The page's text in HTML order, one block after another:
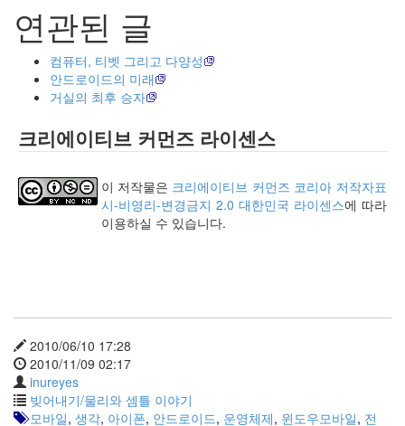
연관된 글
컴퓨터, 티벳 그리고 다양성
안드로이드의 미래
거실의 최후 승자
크리에이티브 커먼즈 라이센스
이 저작물은 크리에이티브 커먼즈 코리아 저작자표
시-비영리-변경금지 2.0 대한민국 라이센스에 따라
이용하실 수 있습니다.
2010/06/10 17:28
2010/11/09 02:17
inureyes
빚어내기/물리와 셈틀 이야기
모바일, 생각, 아이폰, 안드로이드, 운영체제, 윈도우모바일, 전
생
각
하
시...
분
사
이
강
최
소
게
임
위...
(2)